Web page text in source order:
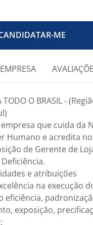
ME
EMPRESA
TODO O BRASIL -
que cuida da
Humano e acredita
de Gerente de
e atribuições
na execução
eficiência,
exposição,